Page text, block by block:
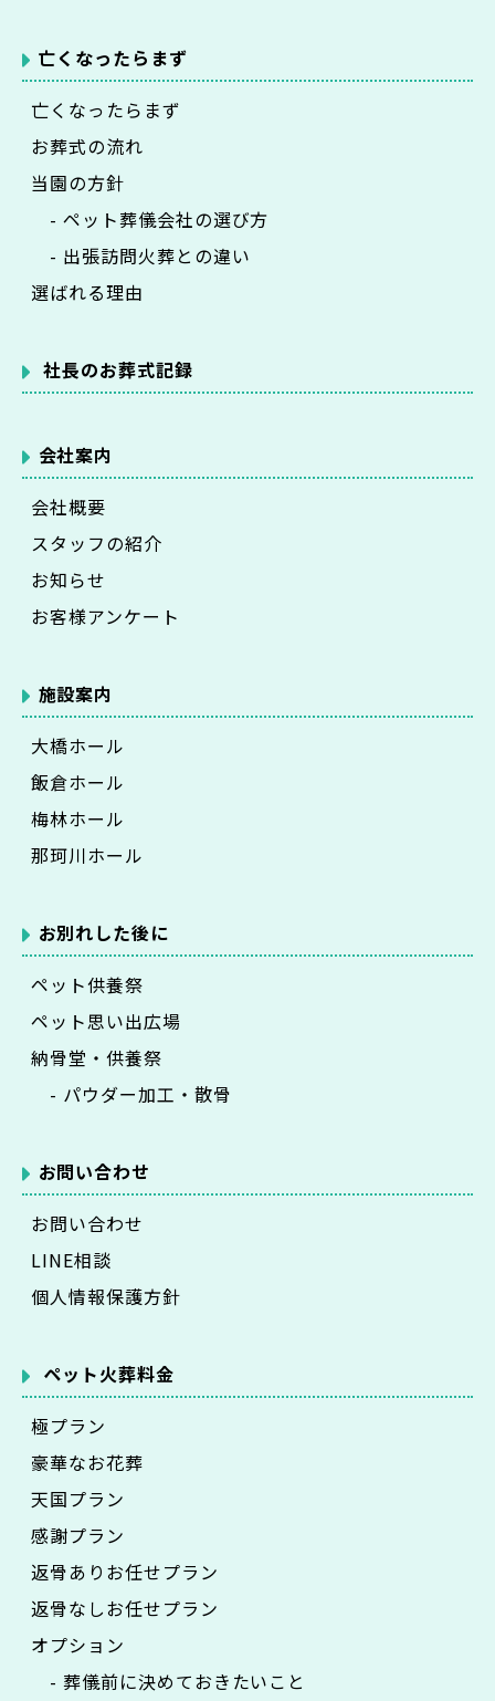
亡くなったらまず
亡くなったらまず
お葬式の流れ
当園の方針
- ペット葬儀会社の選び方
- 出張訪問火葬との違い
選ばれる理由
社長のお葬式記録
会社案内
会社概要
スタッフの紹介
お知らせ
お客様アンケート
施設案内
大橋ホール
飯倉ホール
梅林ホール
那珂川ホール
お別れした後に
ペット供養祭
ペット思い出広場
納骨堂・供養祭
- パウダー加工・散骨
お問い合わせ
お問い合わせ
LINE相談
個人情報保護方針
ペット火葬料金
極プラン
豪華なお花葬
天国プラン
感謝プラン
返骨ありお任せプラン
返骨なしお任せプラン
オプション
- 葬儀前に決めておきたいこと